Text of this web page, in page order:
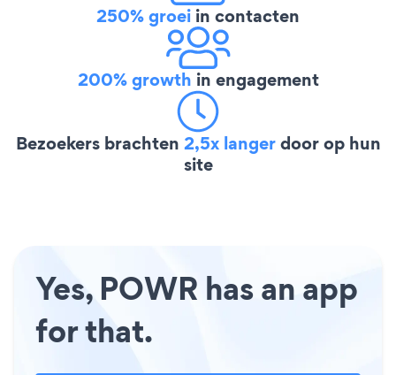
250% groei in contacten
200% growth in engagement
Bezoekers brachten 2,5x langerdoor op hun
site
Yes, POWR has an app
for that.